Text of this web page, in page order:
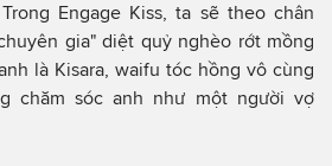
Engage Kiss, ta sẽ theo chân
gia" diệt quỷ nghèo rớt mồng
là Kisara, waifu tóc hồng vô cùng
chăm sóc anh như một người vợ